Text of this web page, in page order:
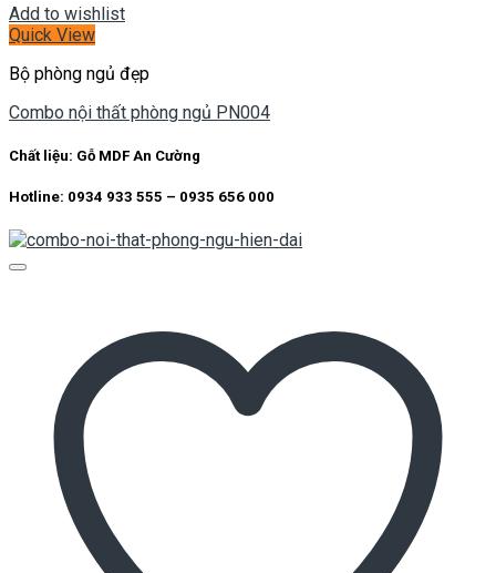
Add to wishlist
Quick View
Bộ phòng ngủ đẹp
Combo nội thất phòng ngủ PN004
Chất liệu: Gỗ MDF An Cường
Hotline: 0934 933 555 – 0935 656 000